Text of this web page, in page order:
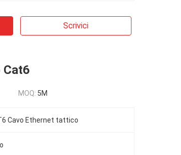
Scrivici
Cat6
MOQ: 5M
Cavo Ethernet tattico